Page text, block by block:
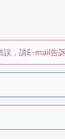
，請E-mail告